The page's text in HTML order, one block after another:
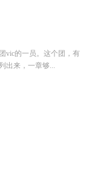
vic的一员。这个团，有
出来，一章够...